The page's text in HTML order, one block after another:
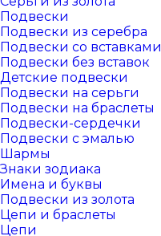
Подвески
Подвески из серебра
Подвески со вставками
Подвески без вставок
Детские подвески
Подвески на серьги
Подвески на браслеты
Подвески-сердечки
Подвески с эмалью
Шармы
Знаки зодиака
Имена и буквы
Подвески из золота
Цепи и браслеты
Цепи